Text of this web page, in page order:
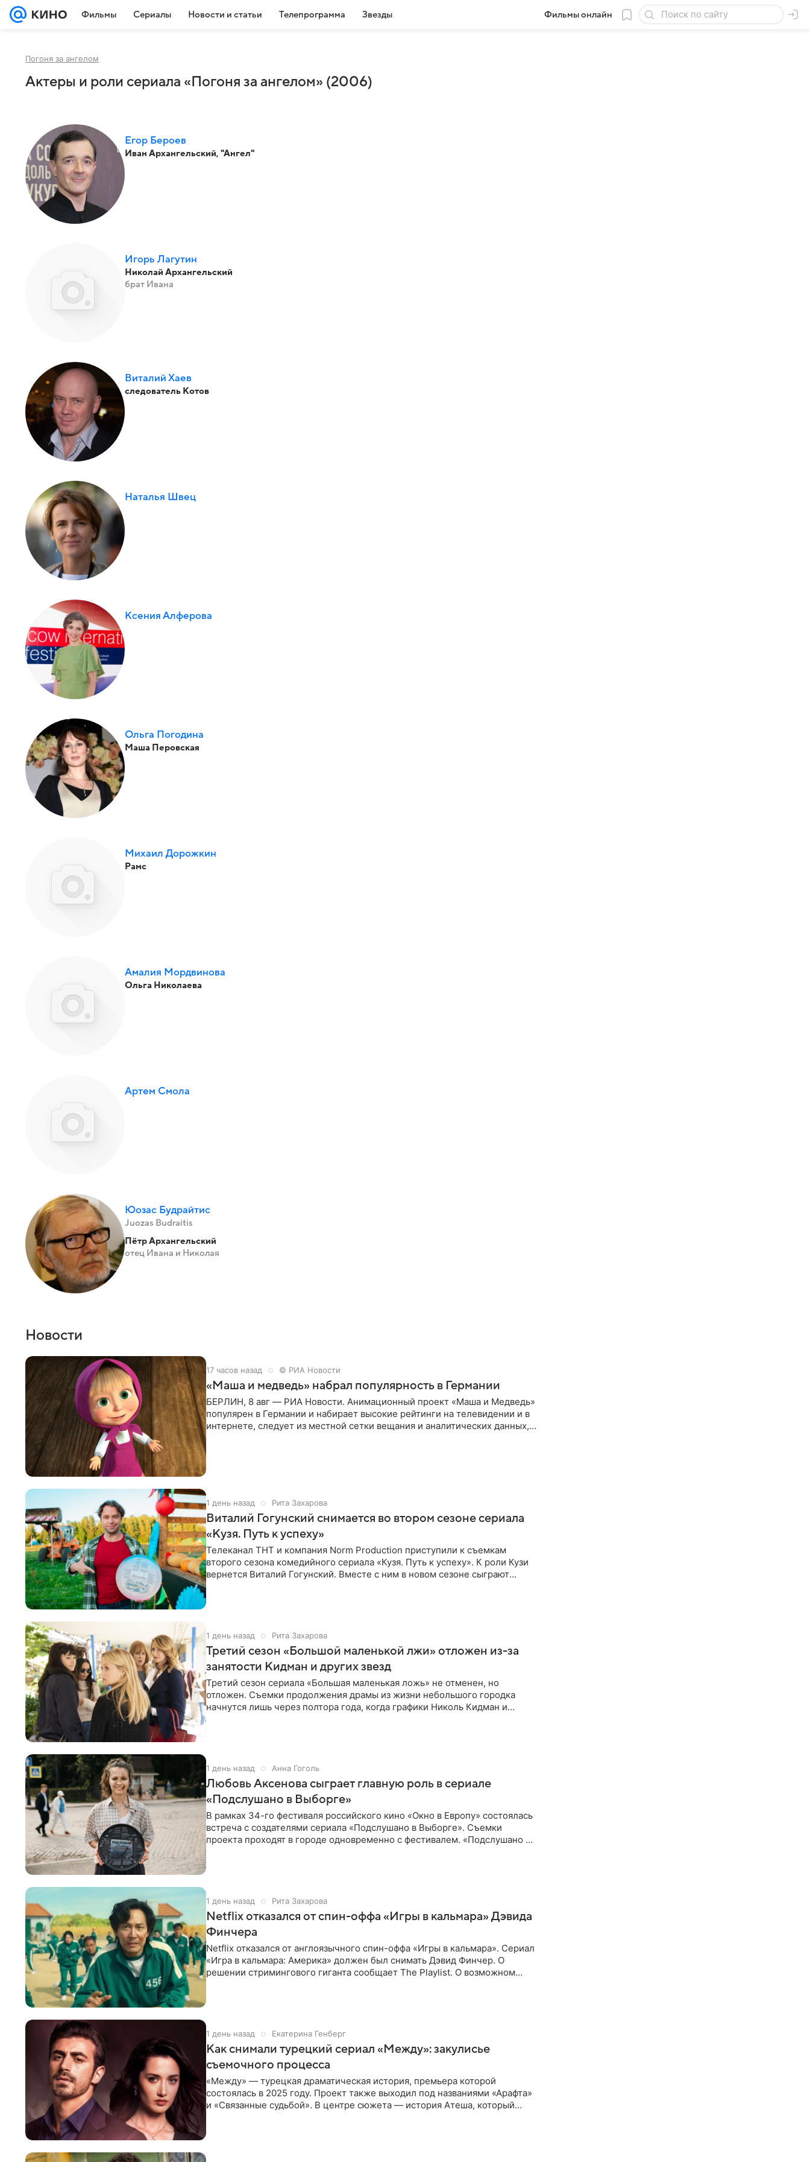
Фильмы Сериалы Новости и статьи Телепрограмма Звезды Фильмы онлайн
Погоня за ангелом
Актеры и роли сериала «Погоня за ангелом» (2006)
Егор Бероев
Иван Архангельский, "Ангел"
Игорь Лагутин
Николай Архангельский
брат Ивана
Виталий Хаев
следователь Котов
Наталья Швец
Ксения Алферова
Ольга Погодина
Маша Перовская
Михаил Дорожкин
Рамс
Амалия Мордвинова
Ольга Николаева
Артем Смола
Юозас Будрайтис
Juozas Budraitis
Пётр Архангельский
отец Ивана и Николая
Новости
17 часов назад © РИА Новости
«Маша и медведь» набрал популярность в Германии
БЕРЛИН, 8 авг — РИА Новости. Анимационный проект «Маша и Медведь»
популярен в Германии и набирает высокие рейтинги на телевидении и в
интернете, следует из местной сетки вещания и аналитических данных,
1 день назад Рита Захарова
Виталий Гогунский снимается во втором сезоне сериала
«Кузя. Путь к успеху»
Телеканал ТНТ и компания Norm Production приступили к съемкам
второго сезона комедийного сериала «Кузя. Путь к успеху». К роли Кузи
вернется Виталий Гогунский. Вместе с ним в новом сезоне сыграют
1 день назад Рита Захарова
Третий сезон «Большой маленькой лжи» отложен из-за
занятости Кидман и других звезд
Третий сезон сериала «Большая маленькая ложь» не отменен, но
отложен. Съемки продолжения драмы из жизни небольшого городка
начнутся лишь через полтора года, когда графики Николь Кидман и
1 день назад Анна Гоголь
Любовь Аксенова сыграет главную роль в сериале
«Подслушано в Выборге»
В рамках 34-го фестиваля российского кино «Окно в Европу» состоялась
встреча с создателями сериала «Подслушано в Выборге». Съемки
проекта проходят в городе одновременно с фестивалем. «Подслушано в
1 день назад Рита Захарова
Netflix отказался от спин-оффа «Игры в кальмара» Дэвида
Финчера
Netflix отказался от англоязычного спин-оффа «Игры в кальмара». Сериал
«Игра в кальмара: Америка» должен был снимать Дэвид Финчер. О
решении стримингового гиганта сообщает The Playlist. О возможном
1 день назад Екатерина Генберг
Как снимали турецкий сериал «Между»: закулисье
съемочного процесса
«Между» — турецкая драматическая история, премьера которой
состоялась в 2025 году. Проект также выходил под названиями «Арафта»
и «Связанные судьбой». В центре сюжета — история Атеша, который